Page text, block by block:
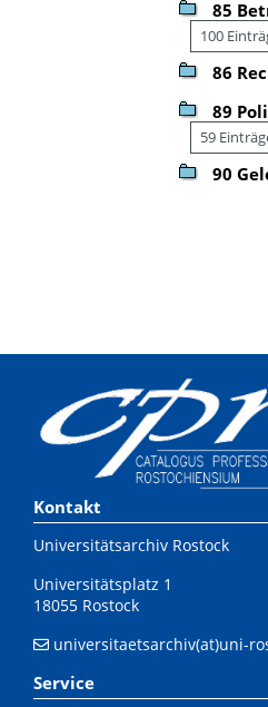
85
100
86
89
59
90
Kontakt
Universitätsarchiv Rostock
Universitätsplatz 1
18055 Rostock
universitaetsarchiv(at)uni-
Service